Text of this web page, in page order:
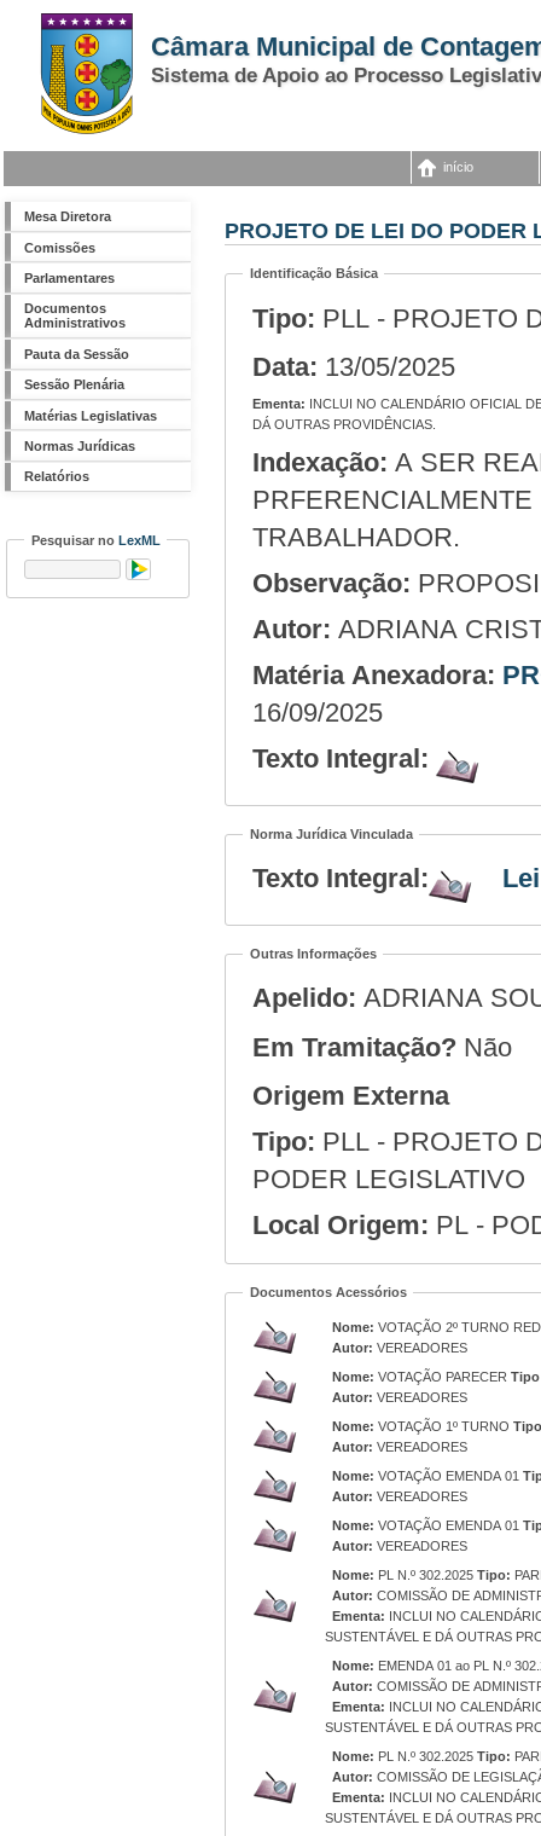
Câmara Municipal de
Sistema de Apoio ao Processo
início
Mesa Diretora
Comissões
Parlamentares
Documentos
Administrativos
Pauta da Sessão
Sessão Plenária
Matérias Legislativas
Normas Jurídicas
Relatórios
Pesquisar no LexML
PROJETO DE LEI DO PODER
Identificação Básica
Tipo: PLL - PROJETO
Data: 13/05/2025
Ementa:
DÁ OUTRAS PROVIDÊNCIAS.
Indexação:
TRABALHADOR.
Observação:
Autor: ADRIANA
Matéria Anexadora:
16/09/2025
Texto Integral:
Norma Jurídica Vinculada
Texto Integral:
Outras Informações
Apelido: ADRIANA
Em Tramitação? Não
Origem Externa
Tipo: PLL - PROJETO
PODER LEGISLATIVO
Local Origem: PL -
Documentos Acessórios
Nome: VOTAÇÃO 2º TURNO
Autor: VEREADORES
Nome: VOTAÇÃO PARECER
Autor: VEREADORES
Nome: VOTAÇÃO 1º TURNO
Autor: VEREADORES
Nome: VOTAÇÃO EMENDA 01
Autor: VEREADORES
Nome: VOTAÇÃO EMENDA 01
Autor: VEREADORES
Nome: PL N.º 302.2025 Tipo:
Autor: COMISSÃO DE
Ementa: INCLUI NO
SUSTENTÁVEL E DÁ OUTRAS
Nome: EMENDA 01 ao PL N.º
Autor: COMISSÃO DE
Ementa: INCLUI NO
SUSTENTÁVEL E DÁ OUTRAS
Nome: PL N.º 302.2025 Tipo:
Autor: COMISSÃO DE
Ementa: INCLUI NO
SUSTENTÁVEL E DÁ OUTRAS